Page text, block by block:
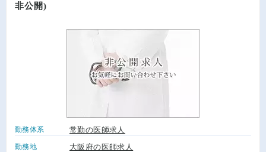
非公開)
勤務体系 常勤の医師求人
勤務地 大阪府の医師求人